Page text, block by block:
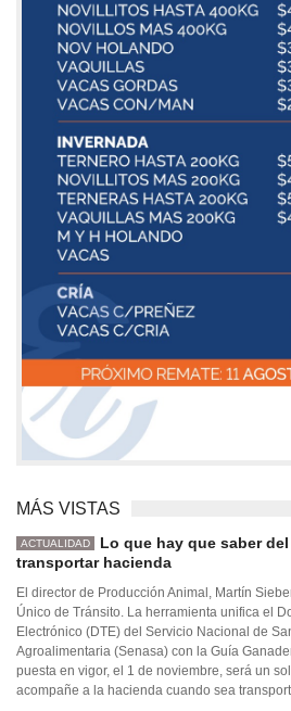
MÁS VISTAS
ACTUALIDAD
Lo que hay que saber
transportar hacienda
El director de Producción Animal, Martín
Único de Tránsito. La herramienta unifica el
Electrónico (DTE) del Servicio Nacional de
Agroalimentaria (Senasa) con la Guía
puesta en vigor, el 1 de noviembre, será un
acompañe a la hacienda cuando sea